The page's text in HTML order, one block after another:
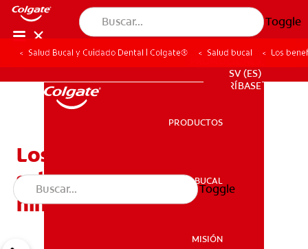
Toggle
SALUD BUCAL
SV (ES)
SUSCRÍBASE
PRODUCTOS
SALUD BUCAL
MISIÓN
Toggle
Salud Bucal y Cuidado Dental | Colgate® Salud bucal Los
Los beneficios de los
sellantes dentales para
niños